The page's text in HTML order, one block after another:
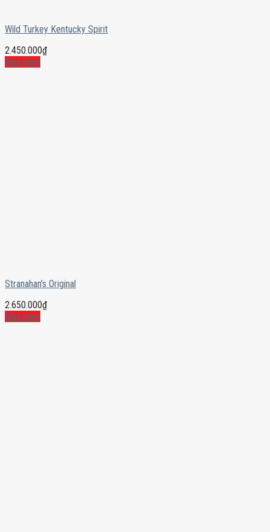
Wild Turkey Kentucky Spirit
2.450.000₫
Mua ngay
Stranahan’s Original
2.650.000₫
Mua ngay